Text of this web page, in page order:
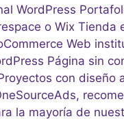
WordPress
o Wix Tienda
Web
Página sin
con diseño
la mayoría de